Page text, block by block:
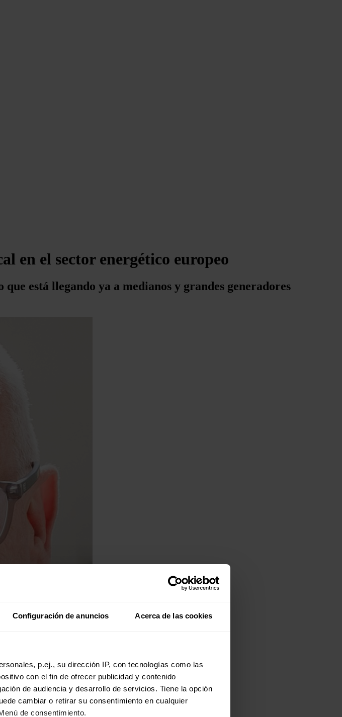
Configuración de anuncios Acerca de las cookies
p.ej., su dirección IP, con tecnologías como las
con el fin de ofrecer publicidad y contenido
de audiencia y desarrollo de servicios. Tiene la opción
cambiar o retirar su consentimiento en cualquier
de consentimiento.
en el sector energético europeo
está llegando ya a medianos y grandes generadores